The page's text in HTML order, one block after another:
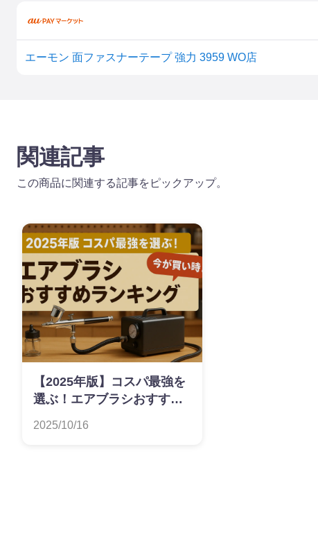
エーモン 面ファスナーテープ 強力 3959 WO店
関連記事
この商品に関連する記事をピックアップ。
【2025年版】コスパ最強を
選ぶ！エアブラシおすすめ
2025/10/16